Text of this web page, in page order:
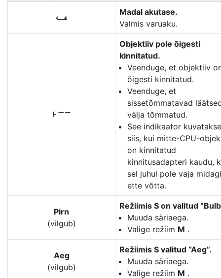
H
Madal akutase.
Valmis varuaku.
l
Objektiiv pole õigesti
kinnitatud.
Veenduge, et objektiiv
õigesti kinnitatud.
Veenduge, et
sissetõmmatavad
välja tõmmatud.
See indikaator
siis, kui mitte-CPU-
on kinnitatud
kinnitusadapteri kaudu,
sel juhul pole vaja midagi
ette võtta.
Pirn
(vilgub)
Režiimis S on valitud
Muuda säriaega.
Valige režiim M .
Aeg
(vilgub)
Režiimis S valitud “Aeg”.
Muuda säriaega.
Valige režiim M .